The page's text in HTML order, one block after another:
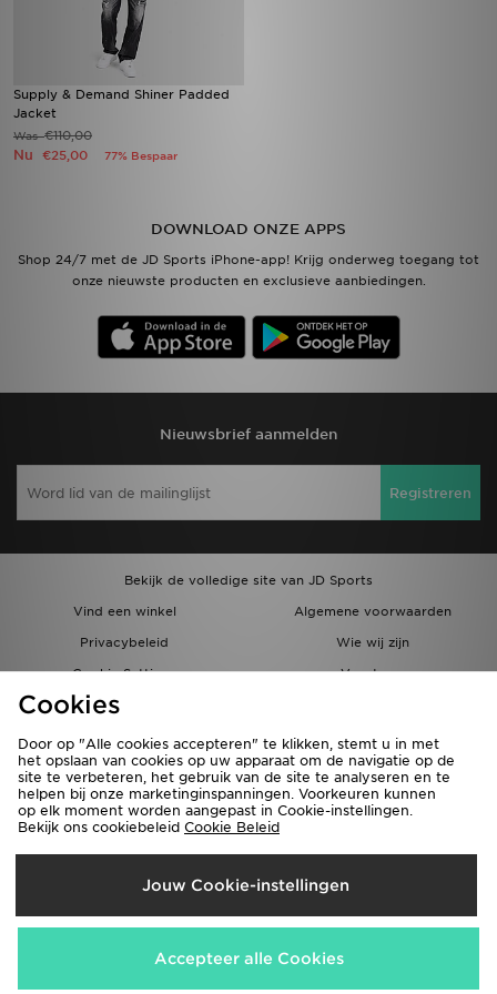
Supply & Demand Shiner Padded
Jacket
Was€110,00
Nu €25,00 77% Bespaar
DOWNLOAD ONZE APPS
Shop 24/7 met de JD Sports iPhone-app! Krijg onderweg toegang tot
onze nieuwste producten en exclusieve aanbiedingen.
Nieuwsbrief aanmelden
Registreren
Bekijk de volledige site van JD Sports
Vind een winkel
Algemene voorwaarden
Privacybeleid
Wie wij zijn
Cookie Settings
Vacatures
Bestellingen en Levering
Verzenden Naar
België
Wij accepteren de volgende betaalmethoden
Cookies
Door op "Alle cookies accepteren" te klikken, stemt u in met
het opslaan van cookies op uw apparaat om de navigatie op de
site te verbeteren, het gebruik van de site te analyseren en te
helpen bij onze marketinginspanningen. Voorkeuren kunnen
op elk moment worden aangepast in Cookie-instellingen.
Bekijk ons cookiebeleid Cookie Beleid
Jouw Cookie-instellingen
Accepteer alle Cookies